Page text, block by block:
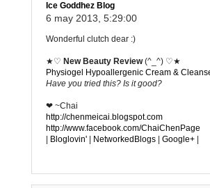
Ice Goddhez Blog
6 may 2013, 5:29:00
Wonderful clutch dear :)
★♡ New Beauty Review(^_^) ♡★
Physiogel Hypoallergenic Cream &
Have you tried this? Is it good?
❤ ~Chai
http://chenmeicai.blogspot.com
http://www.facebook.com/ChaiChenPage
Bloglovin' NetworkedBlogs Google+